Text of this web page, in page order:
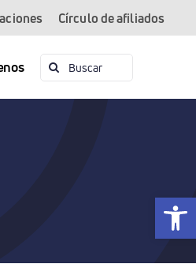
Abrir
Círculo de afiliados
Buscar: